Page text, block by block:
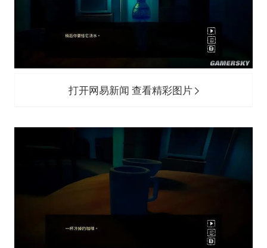
打开网易新闻 查看精彩图片